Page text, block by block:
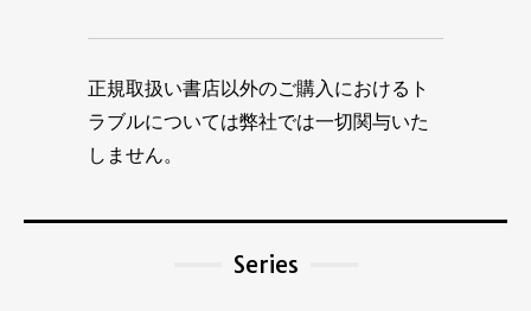
正規取扱い書店以外のご購入におけるト
ラブルについては弊社では一切関与いた
しません。
Series